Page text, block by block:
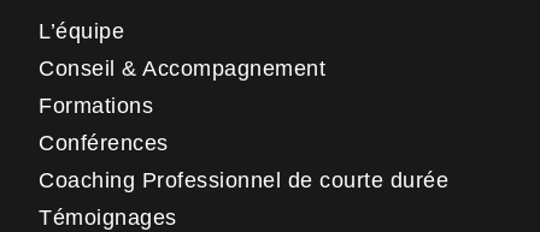
L’équipe
Conseil & Accompagnement
Formations
Conférences
Coaching Professionnel de courte durée
Témoignages